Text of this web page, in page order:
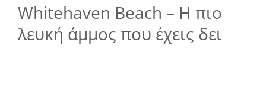
Whitehaven Beach – Η πιο
λευκή άμμος που έχεις δει